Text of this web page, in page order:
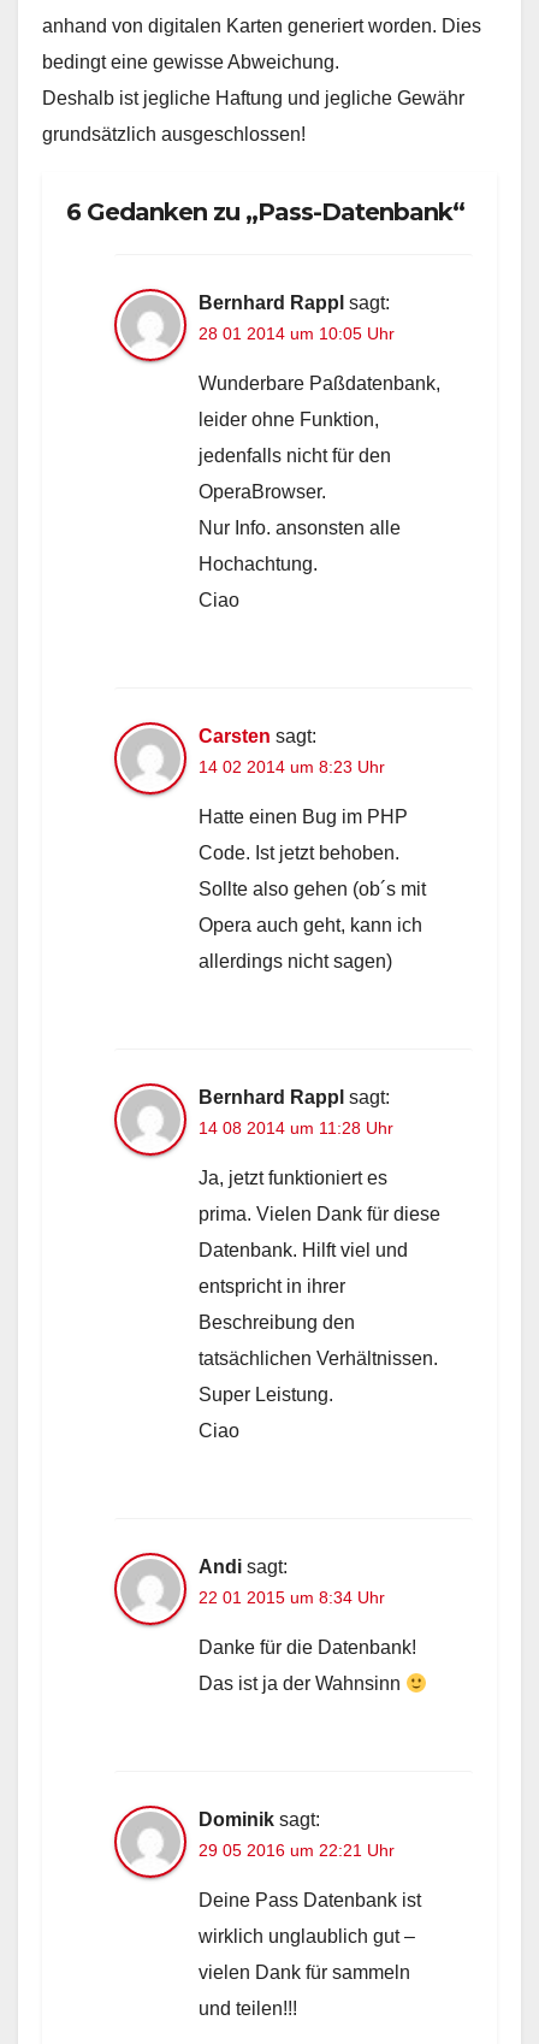
anhand von digitalen Karten generiert worden. Dies
bedingt eine gewisse Abweichung.
Deshalb ist jegliche Haftung und jegliche Gewähr
grundsätzlich ausgeschlossen!
6 Gedanken zu „Pass-Datenbank“
Bernhard Rappl sagt:
28 01 2014 um 10:05 Uhr
Wunderbare Paßdatenbank,
leider ohne Funktion,
jedenfalls nicht für den
OperaBrowser.
Nur Info. ansonsten alle
Hochachtung.
Ciao
Carsten sagt:
14 02 2014 um 8:23 Uhr
Hatte einen Bug im PHP
Code. Ist jetzt behoben.
Sollte also gehen (ob´s mit
Opera auch geht, kann ich
allerdings nicht sagen)
Bernhard Rappl sagt:
14 08 2014 um 11:28 Uhr
Ja, jetzt funktioniert es
prima. Vielen Dank für diese
Datenbank. Hilft viel und
entspricht in ihrer
Beschreibung den
tatsächlichen Verhältnissen.
Super Leistung.
Ciao
Andi sagt:
22 01 2015 um 8:34 Uhr
Danke für die Datenbank!
Das ist ja der Wahnsinn
Dominik sagt:
29 05 2016 um 22:21 Uhr
Deine Pass Datenbank ist
wirklich unglaublich gut –
vielen Dank für sammeln
und teilen!!!